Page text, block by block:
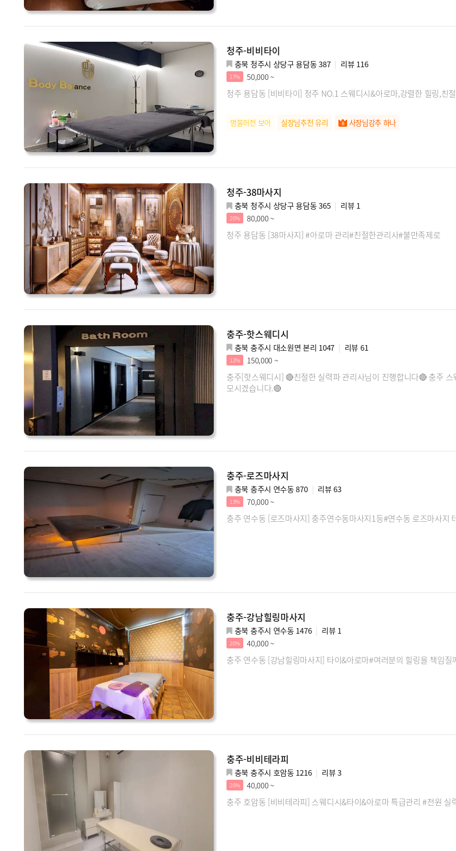
청주-비비타이
충북 청주시 상당구 용담동 387 리뷰 116
17% 50,000 ~
청주 용담동 [비비타이] 청주 NO.1 스웨디시&아로마,강렬한 힐링,친
명불허전 보아 실장님추천 유리 사장님강추 하나
청주-38마사지
충북 청주시 상당구 용담동 365 리뷰 1
20% 80,000 ~
청주 용담동 [38마사지] #아로마 관리#친절한관리사#불만족제로
충주-핫스웨디시
충북 충주시 대소원면 본리 1047 리뷰 61
12% 150,000 ~
충주[핫스웨디시] 🔴친절한 실력파 관리사님이 진행합니다🔴 충주
모시겠습니다.🔴
충주-로즈마사지
충북 충주시 연수동 870 리뷰63
13% 70,000 ~
충주 연수동 [로즈마사지] 충주연수동마사지1등#연수동 로즈마사지
충주-강남힐링마사지
충북 충주시 연수동 1476 리뷰 1
20% 40,000 ~
충주 연수동 [강남힐링마사지] 타이&아로마#여러분의 힐링을 책임질
충주-비비테라피
충북 충주시 호암동 1216 리뷰3
20% 40,000 ~
충주 호암동 [비비테라피] 스웨디시&타이&아로마 특급관리 #전원